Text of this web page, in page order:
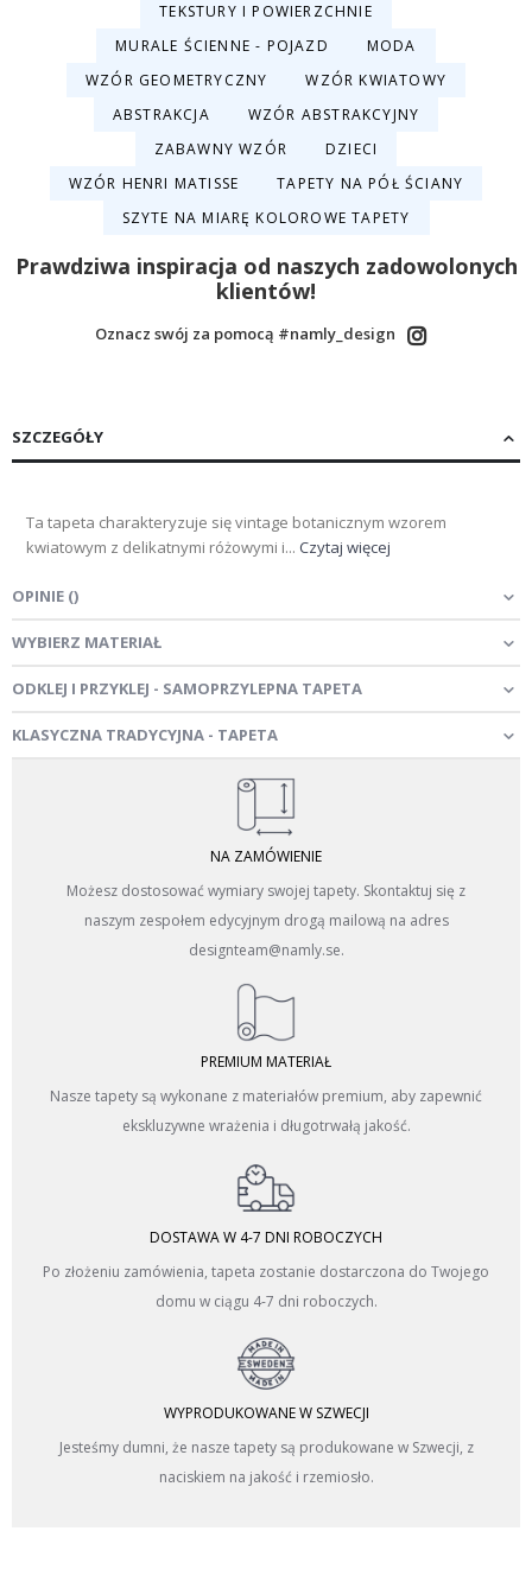
TEKSTURY I POWIERZCHNIE
MURALE ŚCIENNE - POJAZD
MODA
WZÓR GEOMETRYCZNY
WZÓR KWIATOWY
ABSTRAKCJA
WZÓR ABSTRAKCYJNY
ZABAWNY WZÓR
DZIECI
WZÓR HENRI MATISSE
TAPETY NA PÓŁ ŚCIANY
SZYTE NA MIARĘ KOLOROWE TAPETY
Prawdziwa inspiracja od naszych zadowolonych
klientów!
Oznacz swój za pomocą #namly_design
SZCZEGÓŁY
Ta tapeta charakteryzuje się vintage botanicznym wzorem
kwiatowym z delikatnymi różowymi i... Czytaj więcej
OPINIE ()
WYBIERZ MATERIAŁ
ODKLEJ I PRZYKLEJ - SAMOPRZYLEPNA TAPETA
KLASYCZNA TRADYCYJNA - TAPETA
NA ZAMÓWIENIE
Możesz dostosować wymiary swojej tapety. Skontaktuj się z
naszym zespołem edycyjnym drogą mailową na adres
designteam@namly.se.
PREMIUM MATERIAŁ
Nasze tapety są wykonane z materiałów premium, aby zapewnić
ekskluzywne wrażenia i długotrwałą jakość.
DOSTAWA W 4-7 DNI ROBOCZYCH
Po złożeniu zamówienia, tapeta zostanie dostarczona do Twojego
domu w ciągu 4-7 dni roboczych.
WYPRODUKOWANE W SZWECJI
Jesteśmy dumni, że nasze tapety są produkowane w Szwecji, z
naciskiem na jakość i rzemiosło.